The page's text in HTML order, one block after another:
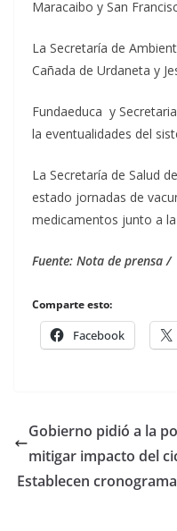
Maracaibo y San
La Secretaría de
Cañada de Urdaneta y
Fundaeduca y
la eventualidades del
La Secretaría de Salud
estado jornadas de
medicamentos junto a
Fuente: Nota de prensa /
Comparte esto:
Facebook
Gobierno pidió a la
mitigar impacto del
Establecen